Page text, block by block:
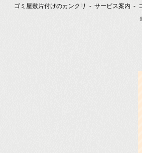
ゴミ屋敷片付けのカンクリ サービス案内